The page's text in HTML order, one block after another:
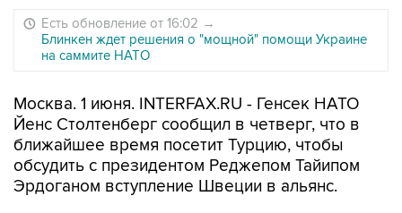
Есть обновление от 16:02 →
Блинкен ждет решения о "мощной" помощи Украине
на саммите НАТО
Москва. 1 июня. INTERFAX.RU - Генсек НАТО
Йенс Столтенберг сообщил в четверг, что в
ближайшее время посетит Турцию, чтобы
обсудить с президентом Реджепом Тайипом
Эрдоганом вступление Швеции в альянс.